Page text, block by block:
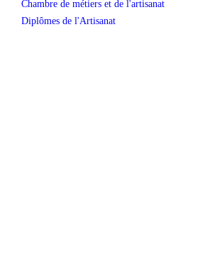
Chambre de métiers et de l'artisanat
Diplômes de l'Artisanat